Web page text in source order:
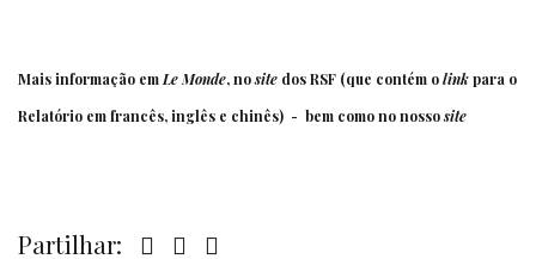
Mais informação emLe Monde, nosite dosRSF (que contém olinkpara o
Relatório em francês, inglês e chinês) - bem como nonossosite
Partilhar: